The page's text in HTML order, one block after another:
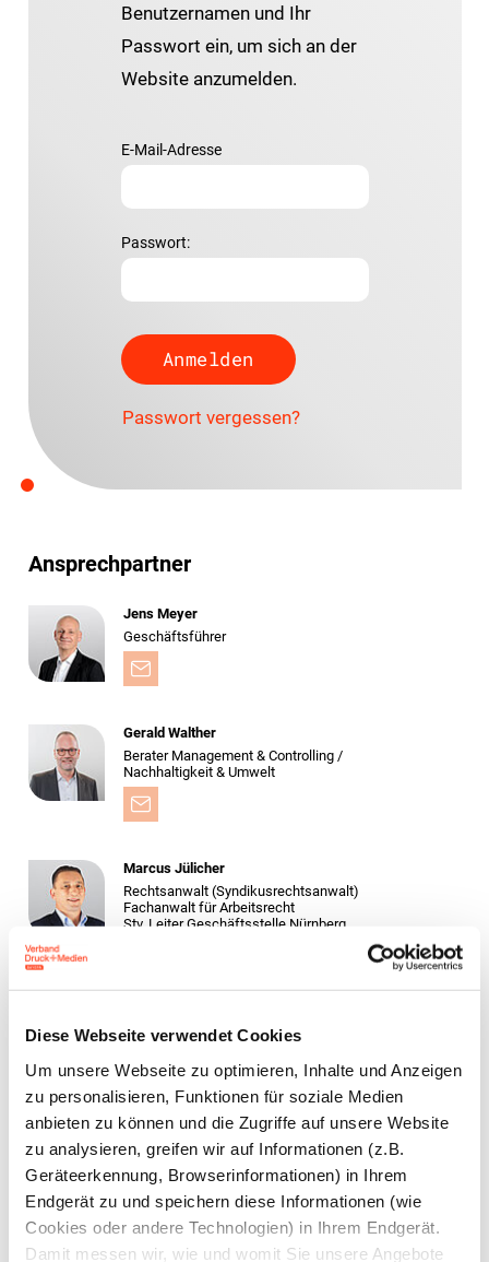
Diese Webseite verwendet Cookies
Um unsere Webseite zu optimieren, Inhalte und Anzeigen
zu personalisieren, Funktionen für soziale Medien
anbieten zu können und die Zugriffe auf unsere Website
zu analysieren, greifen wir auf Informationen (z.B.
Geräteerkennung, Browserinformationen) in Ihrem
Endgerät zu und speichern diese Informationen (wie
Cookies oder andere Technologien) in Ihrem Endgerät.
Damit messen wir, wie und womit Sie unsere Angebote
Benutzernamen und Ihr
Passwort ein, um sich an der
Website anzumelden.
E-Mail-Adresse
Passwort:
Passwort vergessen?
Ansprechpartner
Jens Meyer
Geschäftsführer
Gerald Walther
Berater Management & Controlling /
Nachhaltigkeit & Umwelt
Marcus Jülicher
Rechtsanwalt (Syndikusrechtsanwalt)
Fachanwalt für Arbeitsrecht
Stv. Leiter Geschäftsstelle Nürnberg
Rechtsanwalt (Syndikus­rechtsanwalt)
Berit Weide-Schörghuber
Rechtsanwältin (Syndikusrechtsanwältin)